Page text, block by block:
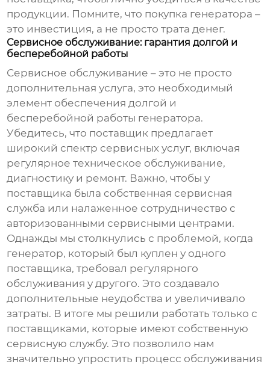
продукции. Помните, что покупка генератора –
это инвестиция, а не просто трата денег.
Сервисное обслуживание: гарантия долгой и
бесперебойной работы
Сервисное обслуживание – это не просто
дополнительная услуга, это необходимый
элемент обеспечения долгой и
бесперебойной работы генератора.
Убедитесь, что поставщик предлагает
широкий спектр сервисных услуг, включая
регулярное техническое обслуживание,
диагностику и ремонт. Важно, чтобы у
поставщика была собственная сервисная
служба или налаженное сотрудничество с
авторизованными сервисными центрами.
Однажды мы столкнулись с проблемой, когда
генератор, который был куплен у одного
поставщика, требовал регулярного
обслуживания у другого. Это создавало
дополнительные неудобства и увеличивало
затраты. В итоге мы решили работать только с
поставщиками, которые имеют собственную
сервисную службу. Это позволило нам
значительно упростить процесс обслуживания